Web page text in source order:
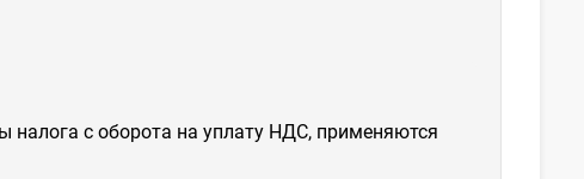
налога с оборота на уплату НДС, применяются